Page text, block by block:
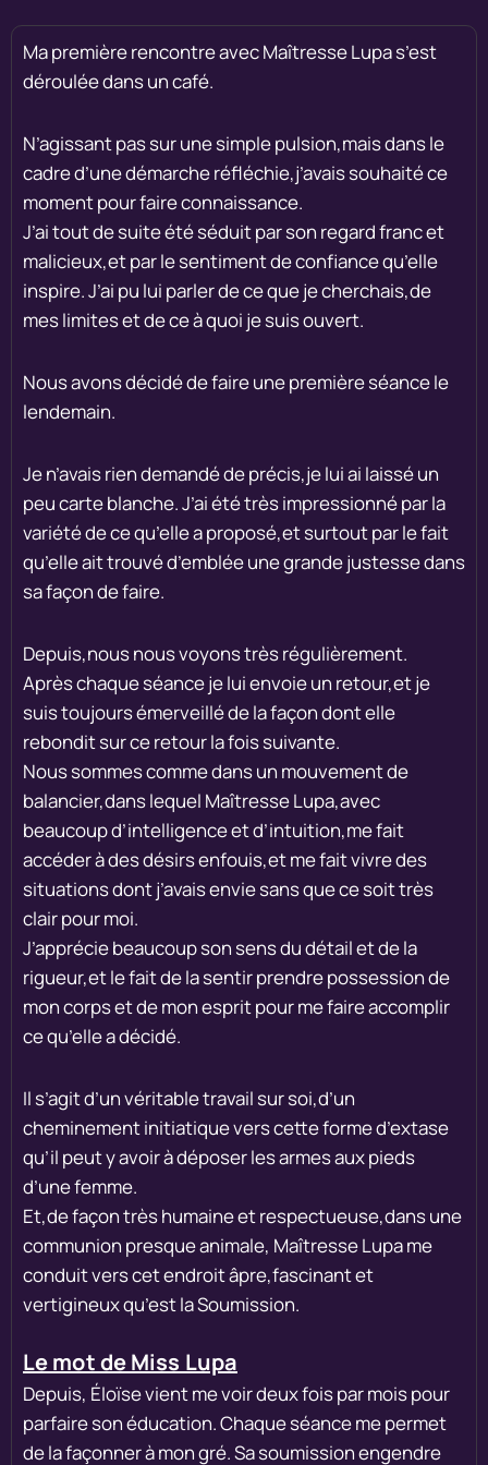
Ma première rencontre avec Maîtresse Lupa s’est
déroulée dans un café.
N’agissant pas sur une simple pulsion,mais dans le
cadre d’une démarche réfléchie,j’avais souhaité ce
moment pour faire connaissance.
J’ai tout de suite été séduit par son regard franc et
malicieux,et par le sentiment de confiance qu’elle
inspire. J’ai pu lui parler de ce que je cherchais,de
mes limites et de ce à quoi je suis ouvert.
Nous avons décidé de faire une première séance le
lendemain.
Je n’avais rien demandé de précis,je lui ai laissé un
peu carte blanche. J’ai été très impressionné par la
variété de ce qu’elle a proposé,et surtout par le fait
qu’elle ait trouvé d’emblée une grande justesse dans
sa façon de faire.
Depuis,nous nous voyons très régulièrement.
Après chaque séance je lui envoie un retour,et je
suis toujours émerveillé de la façon dont elle
rebondit sur ce retour la fois suivante.
Nous sommes comme dans un mouvement de
balancier,dans lequel Maîtresse Lupa,avec
beaucoup d’intelligence et d’intuition,me fait
accéder à des désirs enfouis,et me fait vivre des
situations dont j’avais envie sans que ce soit très
clair pour moi.
J’apprécie beaucoup son sens du détail et de la
rigueur,et le fait de la sentir prendre possession de
mon corps et de mon esprit pour me faire accomplir
ce qu’elle a décidé.
Il s’agit d’un véritable travail sur soi,d’un
cheminement initiatique vers cette forme d’extase
qu’il peut y avoir à déposer les armes aux pieds
d’une femme.
Et,de façon très humaine et respectueuse,dans une
communion presque animale, Maîtresse Lupa me
conduit vers cet endroit âpre,fascinant et
vertigineux qu’est la Soumission.
Le mot de Miss Lupa
Depuis, Éloïse vient me voir deux fois par mois pour
parfaire son éducation. Chaque séance me permet
de la façonner à mon gré. Sa soumission engendre